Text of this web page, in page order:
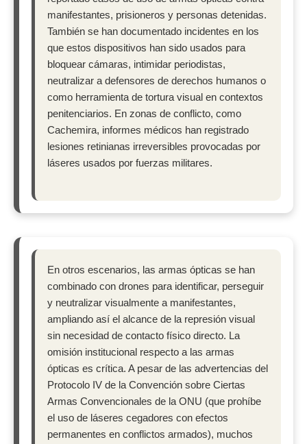
manifestantes, prisioneros y personas detenidas.
También se han documentado incidentes en los
que estos dispositivos han sido usados para
bloquear cámaras, intimidar periodistas,
neutralizar a defensores de derechos humanos o
como herramienta de tortura visual en contextos
penitenciarios. En zonas de conflicto, como
Cachemira, informes médicos han registrado
lesiones retinianas irreversibles provocadas por
láseres usados por fuerzas militares.
En otros escenarios, las armas ópticas se han
combinado con drones para identificar, perseguir
y neutralizar visualmente a manifestantes,
ampliando así el alcance de la represión visual
sin necesidad de contacto físico directo. La
omisión institucional respecto a las armas
ópticas es crítica. A pesar de las advertencias del
Protocolo IV de la Convención sobre Ciertas
Armas Convencionales de la ONU (que prohíbe
el uso de láseres cegadores con efectos
permanentes en conflictos armados), muchos